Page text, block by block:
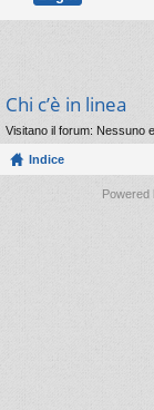
Chi c’è in linea
Visitano il forum: Nessuno
Indice
Powered